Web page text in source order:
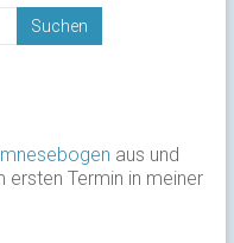
aus und
ersten Termin in meiner